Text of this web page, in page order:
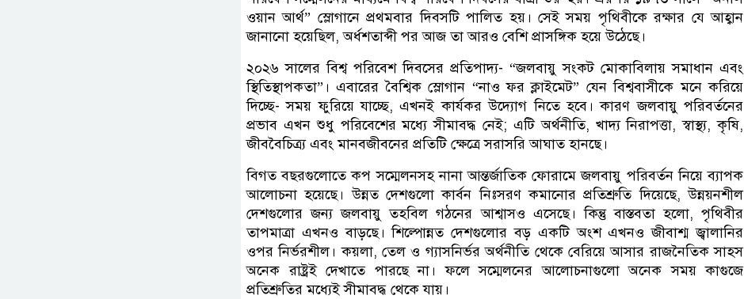
ওয়ান আর্থ” স্লোগানে প্রথমবার দিবসটি পালিত হয়। সেই সময় পৃথিবীকে রক্ষার যে আহ্বান
জানানো হয়েছিল, অর্ধশতাব্দী পর আজ তা আরও বেশি প্রাসঙ্গিক হয়ে উঠেছে।
২০২৬ সালের বিশ্ব পরিবেশ দিবসের প্রতিপাদ্য- “জলবায়ু সংকট মোকাবিলায় সমাধান এবং
স্থিতিস্থাপকতা”। এবারের বৈশ্বিক স্লোগান “নাও ফর ক্লাইমেট” যেন বিশ্ববাসীকে মনে করিয়ে
দিচ্ছে- সময় ফুরিয়ে যাচ্ছে, এখনই কার্যকর উদ্যোগ নিতে হবে। কারণ জলবায়ু পরিবর্তনের
প্রভাব এখন শুধু পরিবেশের মধ্যে সীমাবদ্ধ নেই; এটি অর্থনীতি, খাদ্য নিরাপত্তা, স্বাস্থ্য, কৃষি,
জীববৈচিত্র্য এবং মানবজীবনের প্রতিটি ক্ষেত্রে সরাসরি আঘাত হানছে।
বিগত বছরগুলোতে কপ সম্মেলনসহ নানা আন্তর্জাতিক ফোরামে জলবায়ু পরিবর্তন নিয়ে ব্যাপক
আলোচনা হয়েছে। উন্নত দেশগুলো কার্বন নিঃসরণ কমানোর প্রতিশ্রুতি দিয়েছে, উন্নয়নশীল
দেশগুলোর জন্য জলবায়ু তহবিল গঠনের আশ্বাসও এসেছে। কিন্তু বাস্তবতা হলো, পৃথিবীর
তাপমাত্রা এখনও বাড়ছে। শিল্পোন্নত দেশগুলোর বড় একটি অংশ এখনও জীবাশ্ম জ্বালানির
ওপর নির্ভরশীল। কয়লা, তেল ও গ্যাসনির্ভর অর্থনীতি থেকে বেরিয়ে আসার রাজনৈতিক সাহস
অনেক রাষ্ট্রই দেখাতে পারছে না। ফলে সম্মেলনের আলোচনাগুলো অনেক সময় কাগুজে
প্রতিশ্রুতির মধ্যেই সীমাবদ্ধ থেকে যায়।